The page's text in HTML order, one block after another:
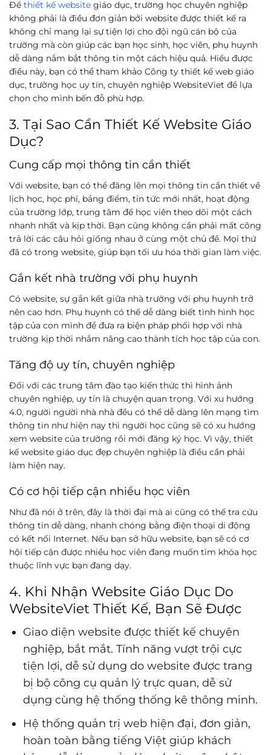
Để thiết kế website giáo dục, trường học chuyên nghiệp
không phải là điều đơn giản bởi website được thiết kế ra
không chỉ mang lại sự tiện lợi cho đội ngũ cán bộ của
trường mà còn giúp các bạn học sinh, học viên, phụ huynh
dễ dàng nắm bắt thông tin một cách hiệu quả. Hiểu được
điều này, bạn có thể tham khảo Công ty thiết kế web giáo
dục, trường học uy tín, chuyên nghiệp WebsiteViet để lựa
chọn cho mình bến đỗ phù hợp.
3. Tại Sao Cần Thiết Kế Website Giáo
Dục?
Cung cấp mọi thông tin cần thiết
Với website, bạn có thể đăng lên mọi thông tin cần thiết về
lịch học, học phí, bảng điểm, tin tức mới nhất, hoạt động
của trường lớp, trung tâm để học viên theo dõi một cách
nhanh nhất và kịp thời. Bạn cũng không cần phải mất công
trả lời các câu hỏi giống nhau ở cùng một chủ đề. Mọi thứ
đã có trong website, giúp bạn tối ưu hóa thời gian làm việc.
Gắn kết nhà trường với phụ huynh
Có website, sự gắn kết giữa nhà trường với phụ huynh trở
nên cao hơn. Phụ huynh có thể dễ dàng biết tình hình học
tập của con mình để đưa ra biện pháp phối hợp với nhà
trường kịp thời nhắm nâng cao thành tích học tập của con.
Tăng độ uy tín, chuyên nghiệp
Đối với các trung tâm đào tạo kiến thức thì hình ảnh
chuyên nghiệp, uy tín là chuyện quan trọng. Với xu hướng
4.0, người người nhà nhà đều có thể dễ dàng lên mạng tìm
thông tin như hiện nay thì người học cũng sẽ có xu hướng
xem website của trường rồi mới đăng ký học. Vì vậy, thiết
kế website giáo dục đẹp chuyên nghiệp là điều cần phải
làm hiện nay.
Có cơ hội tiếp cận nhiều học viên
Như đã nói ở trên, đây là thời đại mà ai cũng có thể tra cứu
thông tin dễ dàng, nhanh chóng bằng điện thoại di động
có kết nối Internet. Nếu bạn sở hữu website, bạn sẽ có cơ
hội tiếp cận được nhiều học viên đang muốn tìm khóa học
thuộc lĩnh vực bạn đang dạy.
4. Khi Nhận Website Giáo Dục Do
WebsiteViet Thiết Kế, Bạn Sẽ Được
Giao diện website được thiết kế chuyên
nghiệp, bắt mắt. Tính năng vượt trội cực
tiện lợi, dễ sử dụng do website được trang
bị bộ công cụ quản lý trực quan, dễ sử
dụng cùng hệ thống thống kê thông minh.
Hệ thống quản trị web hiện đại, đơn giản,
hoàn toàn bằng tiếng Việt giúp khách